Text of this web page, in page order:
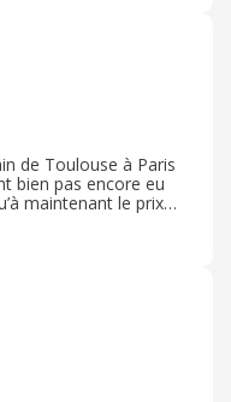
qui m’as
de Toulouse à Paris
bien pas encore eu
maintenant le prix
qui m’as